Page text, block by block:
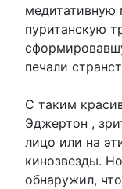
медитативную
пуританскую
печали
С таким
Эджертон ,
лицо или на
кинозвезды.
обнаружил,